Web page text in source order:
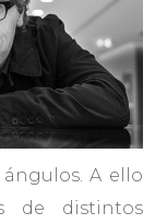
A ello
de distintos